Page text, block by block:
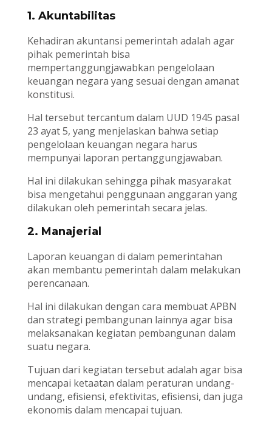
1. Akuntabilitas
Kehadiran akuntansi pemerintah adalah agar
pihak pemerintah bisa
mempertanggungjawabkan pengelolaan
keuangan negara yang sesuai dengan amanat
konstitusi.
Hal tersebut tercantum dalam UUD 1945 pasal
23 ayat 5, yang menjelaskan bahwa setiap
pengelolaan keuangan negara harus
mempunyai laporan pertanggungjawaban.
Hal ini dilakukan sehingga pihak masyarakat
bisa mengetahui penggunaan anggaran yang
dilakukan oleh pemerintah secara jelas.
2. Manajerial
Laporan keuangan di dalam pemerintahan
akan membantu pemerintah dalam melakukan
perencanaan.
Hal ini dilakukan dengan cara membuat APBN
dan strategi pembangunan lainnya agar bisa
melaksanakan kegiatan pembangunan dalam
suatu negara.
Tujuan dari kegiatan tersebut adalah agar bisa
mencapai ketaatan dalam peraturan undang-
undang, efisiensi, efektivitas, efisiensi, dan juga
ekonomis dalam mencapai tujuan.